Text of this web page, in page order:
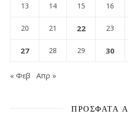
13 14 15 16
20 21 22 23
27 28 29 30
« Φεβ Απρ »
ΠΡΌΣΦΑΤΑ